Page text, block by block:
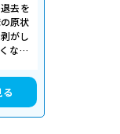
去を
原状
がし
なっ